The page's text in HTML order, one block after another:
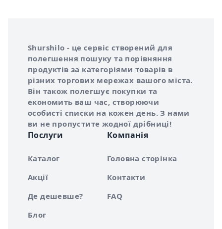
Про сервіс Shurshilo
Shurshilo - це сервіс створений для
полегшення пошуку та порівняння
продуктів за категоріями товарів в
різних торгових мережах вашого міста.
Він також полегшує покупки та
економить ваш час, створюючи
особисті списки на кожен день. З нами
ви не пропустите жодної дрібниці!
Послуги
Каталог
Акції
Де дешевше?
Блог
Компанія
Головна сторінка
Контакти
FAQ